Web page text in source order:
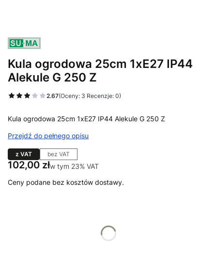
Kula ogrodowa 25cm 1xE27 IP44
Alekule G 250 Z
2.67(Oceny: 3 Recenzje: 0)
Kula ogrodowa 25cm 1xE27 IP44 Alekule G 250 Z
Przejdź do pełnego opisu
z VAT bez VAT
Cena
102,00 złw tym 23% VAT
w tym 23% VAT
Ceny podane bez kosztów dostawy.